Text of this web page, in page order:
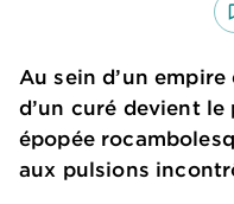
Au sein d’un
d’un curé devient
épopée
aux pulsions